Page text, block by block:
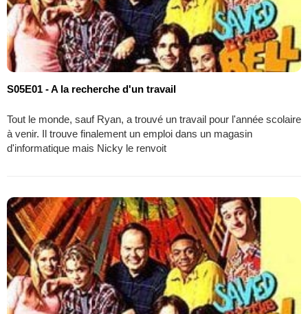
S05E01 - A la recherche d'un travail
Tout le monde, sauf Ryan, a trouvé un travail pour l'année scolaire
à venir. Il trouve finalement un emploi dans un magasin
d'informatique mais Nicky le renvoit